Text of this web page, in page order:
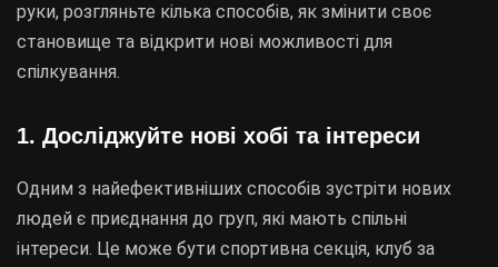
руки, розгляньте кілька способів, як змінити своє
становище та відкрити нові можливості для
спілкування.
1. Досліджуйте нові хобі та інтереси
Одним з найефективніших способів зустріти нових
людей є приєднання до груп, які мають спільні
інтереси. Це може бути спортивна секція, клуб за